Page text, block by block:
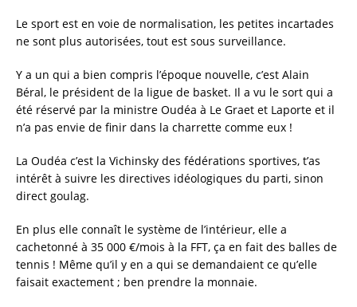
c
e
b
o
o
it
te
r
ai
l
a
re
Le sport est en voie de normalisation, les petites incartades
ne sont plus autorisées, tout est sous surveillance.
Y a un qui a bien compris l’époque nouvelle, c’est Alain
Béral, le président de la ligue de basket. Il a vu le sort qui a
été réservé par la ministre Oudéa à Le Graet et Laporte et il
n’a pas envie de finir dans la charrette comme eux !
La Oudéa c’est la Vichinsky des fédérations sportives, t’as
intérêt à suivre les directives idéologiques du parti, sinon
direct goulag.
En plus elle connaît le système de l’intérieur, elle a
cachetonné à 35 000 €/mois à la FFT, ça en fait des balles de
tennis ! Même qu’il y en a qui se demandaient ce qu’elle
faisait exactement ; ben prendre la monnaie.